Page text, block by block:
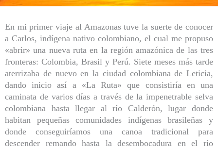
En mi primer viaje al Amazonas tuve la suerte de conocer
a Carlos, indígena nativo colombiano, el cual me propuso
«abrir» una nueva ruta en la región amazónica de las tres
fronteras: Colombia, Brasil y Perú. Siete meses más tarde
aterrizaba de nuevo en la ciudad colombiana de Leticia,
dando inicio así a «La Ruta» que consistiría en una
caminata de varios días a través de la impenetrable selva
colombiana hasta llegar al río Calderón, lugar donde
habitan pequeñas comunidades indígenas brasileñas y
donde conseguiríamos una canoa tradicional para
descender remando hasta la desembocadura en el río